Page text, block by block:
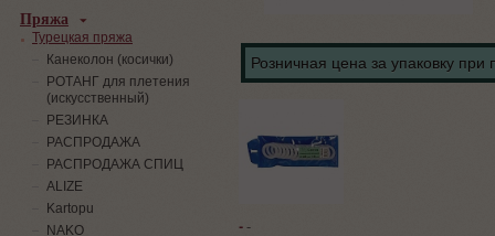
Розничная цена за упаковку при
--
Пряжа
Турецкая пряжа
Канеколон (косички)
РОТАНГ для плетения
(искусственный)
PЕЗИНКА
РАСПРОДАЖА
РАСПРОДАЖА СПИЦ
ALIZE
Kartopu
NAKO